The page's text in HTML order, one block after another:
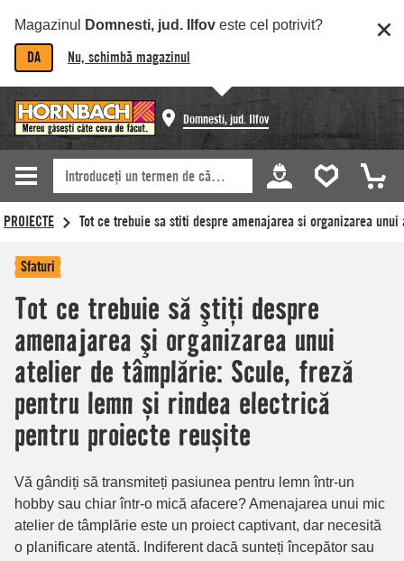
Magazinul Domnesti, jud. Ilfov este cel potrivit?
DA Nu, schimbă magazinul
Domnesti, jud. Ilfov